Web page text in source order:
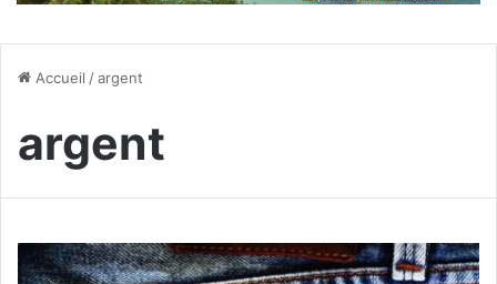
Accueil /argent
argent